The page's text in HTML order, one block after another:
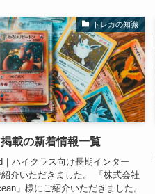
トレカの知識
載の新着情報一覧
｜ハイクラス向け長期インター
介いただきました。 「株式会社
」様にご紹介いただきました。